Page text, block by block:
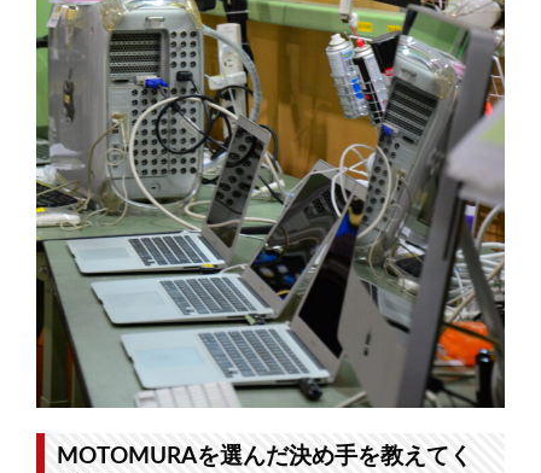
MOTOMURAを選んだ決め手を教えてく